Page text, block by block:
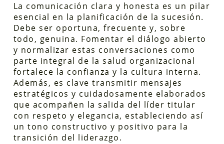
La comunicación clara y honesta es un pilar
esencial en la planificación de la sucesión.
Debe ser oportuna, frecuente y, sobre
todo, genuina. Fomentar el diálogo abierto
y normalizar estas conversaciones como
parte integral de la salud organizacional
fortalece la confianza y la cultura interna.
Además, es clave transmitir mensajes
estratégicos y cuidadosamente elaborados
que acompañen la salida del líder titular
con respeto y elegancia, estableciendo así
un tono constructivo y positivo para la
transición del liderazgo.